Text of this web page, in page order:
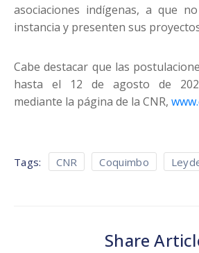
asociaciones indígenas, a que
instancia y presenten sus
Cabe destacar que las
hasta el 12 de agosto de
mediante la página de la CNR,
Tags: CNR Coquimbo
Share